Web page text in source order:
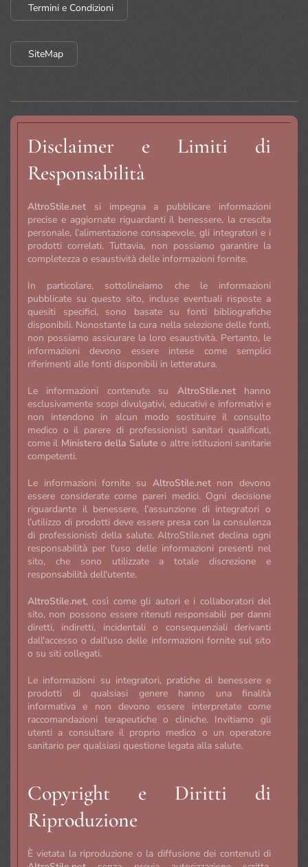
Termini e Condizioni
SiteMap
Disclaimer e Limiti di
Responsabilità
AltroStile.net si impegna a pubblicare informazioni
precise e aggiornate riguardanti il benessere, la crescita
personale, l’alimentazione consapevole, gli integratori e i
prodotti correlati. Tuttavia, non possiamo garantire la
completezza o esaustività delle informazioni fornite.
In particolare, sottolineiamo che le informazioni
pubblicate su questo sito, incluse eventuali risposte a
quesiti specifici, sono basate su fonti bibliografiche
disponibili. Nonostante la cura nella selezione delle fonti,
non possiamo assicurare la loro esaustività. Pertanto, le
informazioni devono essere intese come semplici
riferimenti alle fonti disponibili in letteratura.
Le informazioni contenute su AltroStile.nethanno
esclusivamente scopi divulgativi, educativi e informativi e
non intendono in alcun modo sostituire il consulto
medico o il parere di professionisti sanitari qualificati,
come il Ministero della Salute o altre istituzioni sanitarie
competenti.
Le informazioni fornite su AltroStile.netnon devono
essere considerate come pareri medici. Ogni decisione
riguardante il benessere, l’assunzione di integratori o
l’utilizzo di prodotti deve essere presa con la consulenza
di professionisti della salute. AltroStile.net declina ogni
responsabilità per l'uso delle informazioni presenti nel
sito, che sono utilizzate a totale discrezione e
responsabilità dell'utente.
AltroStile.net, così come gli autori e i collaboratori del
sito, non possono essere ritenuti responsabili per danni
diretti, indiretti, incidentali o consequenziali derivanti
dall'accesso o dall'uso delle informazioni fornite sul sito
o su siti collegati.
Le informazioni su integratori, pratiche di benessere e
prodotti di qualsiasi genere hanno una finalità
informativa e non devono essere interpretate come
raccomandazioni terapeutiche o cliniche. Invitiamo gli
utenti a consultare il proprio medico o un operatore
sanitario per qualsiasi questione legata alla salute.
Copyright e Diritti di
Riproduzione
È vietata la riproduzione o la diffusione dei contenuti di